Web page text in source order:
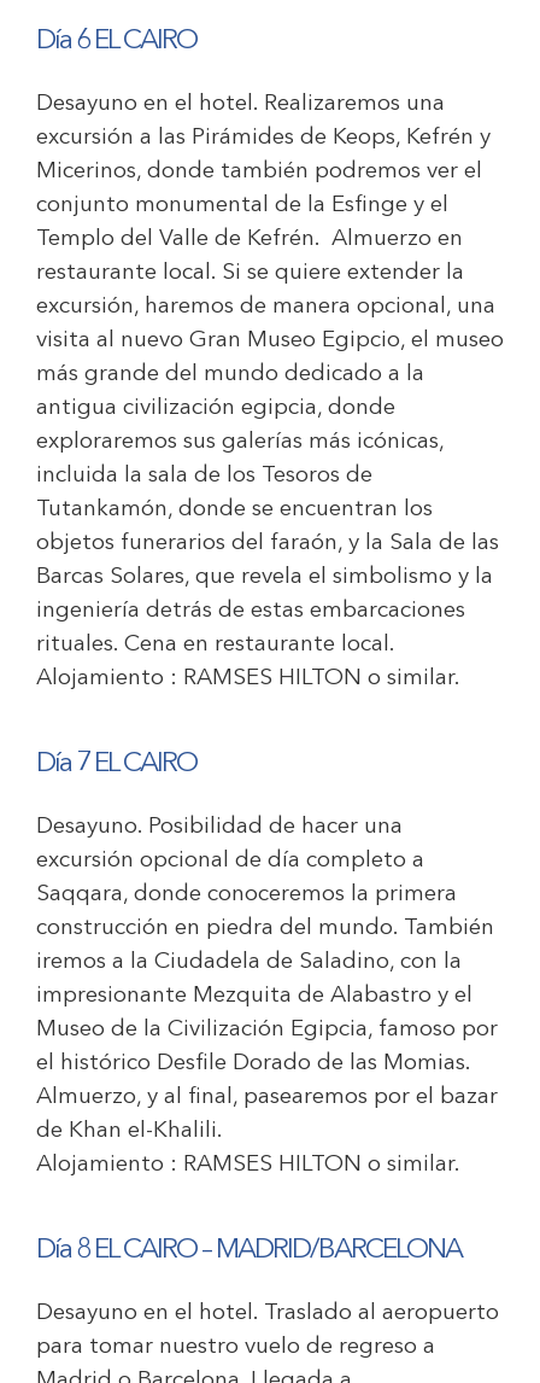
Día 6 EL CAIRO
Desayuno en el hotel. Realizaremos una
excursión a las Pirámides de Keops, Kefrén y
Micerinos, donde también podremos ver el
conjunto monumental de la Esfinge y el
Templo del Valle de Kefrén. Almuerzo en
restaurante local. Si se quiere extender la
excursión, haremos de manera opcional, una
visita al nuevo Gran Museo Egipcio, el museo
más grande del mundo dedicado a la
antigua civilización egipcia, donde
exploraremos sus galerías más icónicas,
incluida la sala de los Tesoros de
Tutankamón, donde se encuentran los
objetos funerarios del faraón, y la Sala de las
Barcas Solares, que revela el simbolismo y la
ingeniería detrás de estas embarcaciones
rituales. Cena en restaurante local.
Alojamiento : RAMSES HILTON o similar.
Día 7 EL CAIRO
Desayuno. Posibilidad de hacer una
excursión opcional de día completo a
Saqqara, donde conoceremos la primera
construcción en piedra del mundo. También
iremos a la Ciudadela de Saladino, con la
impresionante Mezquita de Alabastro y el
Museo de la Civilización Egipcia, famoso por
el histórico Desfile Dorado de las Momias.
Almuerzo, y al final, pasearemos por el bazar
de Khan el-Khalili.
Alojamiento : RAMSES HILTON o similar.
Día 8 EL CAIRO – MADRID/BARCELONA
Desayuno en el hotel. Traslado al aeropuerto
para tomar nuestro vuelo de regreso a